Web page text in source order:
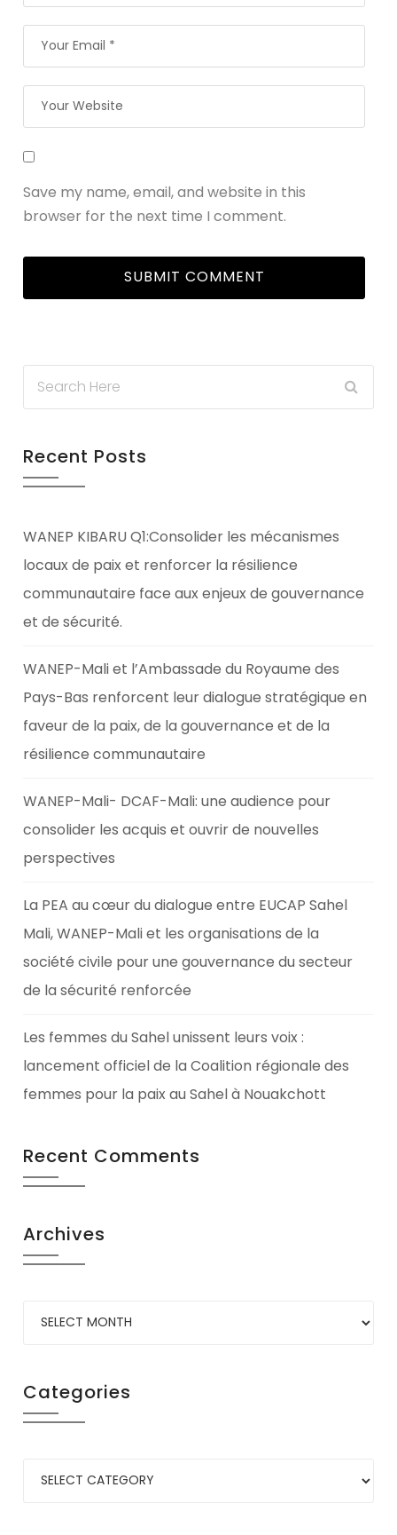
Save my name, email, and website in this
browser for the next time I comment.
Recent Posts
WANEP KIBARU Q1:Consolider les mécanismes
locaux de paix et renforcer la résilience
communautaire face aux enjeux de gouvernance
et de sécurité.
WANEP-Mali et l’Ambassade du Royaume des
Pays-Bas renforcent leur dialogue stratégique en
faveur de la paix, de la gouvernance et de la
résilience communautaire
WANEP-Mali- DCAF-Mali: une audience pour
consolider les acquis et ouvrir de nouvelles
perspectives
La PEA au cœur du dialogue entre EUCAP Sahel
Mali, WANEP-Mali et les organisations de la
société civile pour une gouvernance du secteur
de la sécurité renforcée
Les femmes du Sahel unissent leurs voix :
lancement officiel de la Coalition régionale des
femmes pour la paix au Sahel à Nouakchott
Recent Comments
Archives
Categories